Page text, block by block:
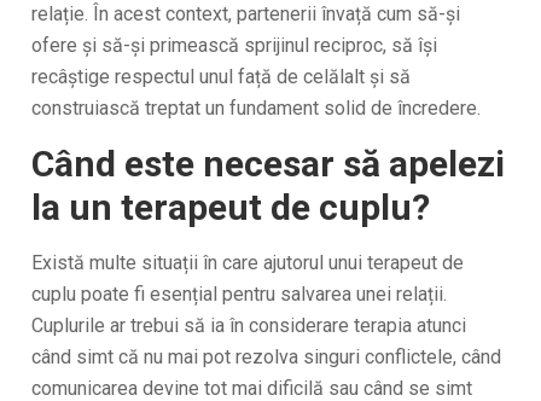
relație. În acest context, partenerii învață cum să-și
ofere și să-și primească sprijinul reciproc, să își
recâștige respectul unul față de celălalt și să
construiască treptat un fundament solid de încredere.
Când este necesar să apelezi
la un terapeut de cuplu?
Există multe situații în care ajutorul unui terapeut de
cuplu poate fi esențial pentru salvarea unei relații.
Cuplurile ar trebui să ia în considerare terapia atunci
când simt că nu mai pot rezolva singuri conflictele, când
comunicarea devine tot mai dificilă sau când se simt